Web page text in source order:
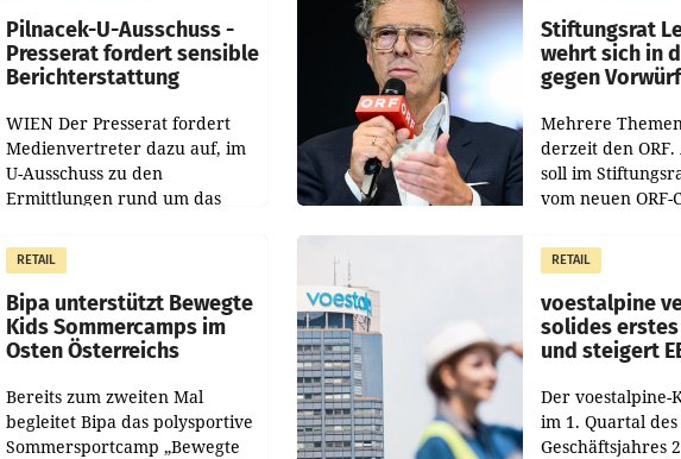
Pilnacek-U-Ausschuss -
Presserat fordert sensible
Berichterstattung
WIEN Der Presserat fordert
Medienvertreter dazu auf, im
U-Ausschuss zu den
Ermittlungen rund um das
im Justizministerium, Christian
Pilnacek, auf sensible
Stiftungsrat
wehrt sich in
gegen
Mehrere
derzeit den ORF.
soll im
vom neuen ORF-
Besetzungen für
Direktionen
werden.
RETAIL
Bipa unterstützt Bewegte
Kids Sommercamps im
Osten Österreichs
Bereits zum zweiten Mal
begleitet Bipa das polysportive
Sommersportcamp „Bewegte
RETAIL
voestalpine
solides
und steigert
Der voestalpine-
im 1. Quartal des
Geschäftsjahres